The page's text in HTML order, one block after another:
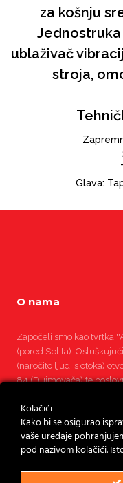
za košnju
ublaživač
stroja,
Glava:
O nama
Započeli smo kao tvrtka
(pored Splita).
(naročito ljudi s otoka)
84 (Dujmovača) te
Pročitajte više
Kolačići
Kako bi se osigurao
vaše uređaje
pod nazivom kolačići.